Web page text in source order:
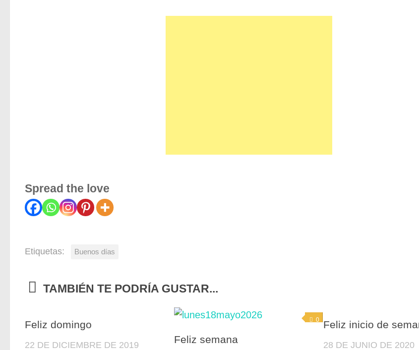
Spread the love
Etiquetas: Buenos días
TAMBIÉN TE PODRÍA GUSTAR...
Feliz domingo
22 DE DICIEMBRE DE 2019
0
Feliz semana
Feliz inicio de
28 DE JUNIO DE 2020